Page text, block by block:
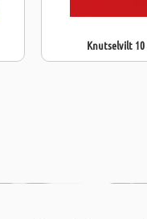
Knutselvilt 10